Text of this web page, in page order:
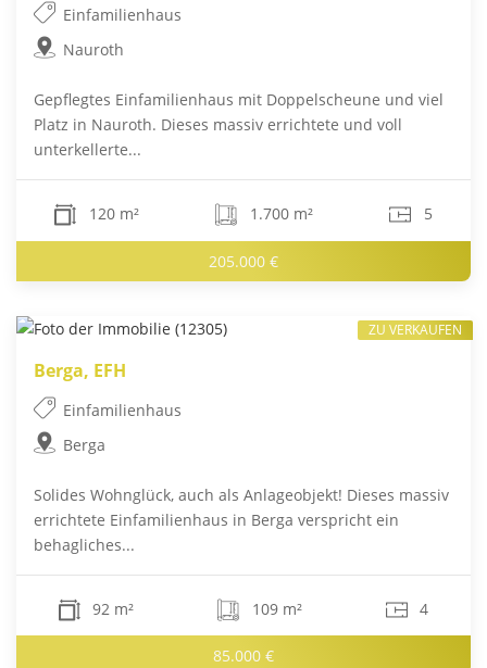
Einfamilienhaus
Nauroth
Gepflegtes Einfamilienhaus mit Doppelscheune und viel
Platz in Nauroth. Dieses massiv errichtete und voll
unterkellerte...
120 m² 1.700 m² 5
205.000 €
Berga, EFH
Einfamilienhaus
Berga
Solides Wohnglück, auch als Anlageobjekt! Dieses massiv
errichtete Einfamilienhaus in Berga verspricht ein
behagliches...
92 m² 109 m² 4
85.000 €
ZU VERKAUFEN